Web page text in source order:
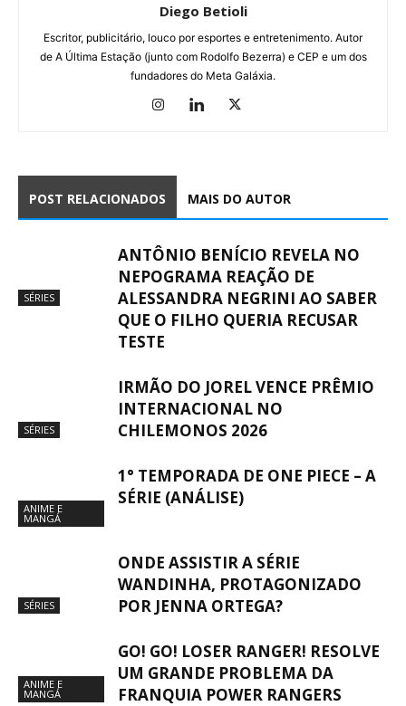
Diego Betioli
Escritor, publicitário, louco por esportes e entretenimento. Autor
de A Última Estação (junto com Rodolfo Bezerra) e CEP e um dos
fundadores do Meta Galáxia.
POST RELACIONADOS MAIS DO AUTOR
SÉRIES
ANTÔNIO BENÍCIO REVELA NO
NEPOGRAMA REAÇÃO DE
ALESSANDRA NEGRINI AO SABER
QUE O FILHO QUERIA RECUSAR
TESTE
SÉRIES
IRMÃO DO JOREL VENCE PRÊMIO
INTERNACIONAL NO
CHILEMONOS 2026
ANIME E
MANGÁ
1° TEMPORADA DE ONE PIECE – A
SÉRIE (ANÁLISE)
SÉRIES
ONDE ASSISTIR A SÉRIE
WANDINHA, PROTAGONIZADO
POR JENNA ORTEGA?
ANIME E
MANGÁ
GO! GO! LOSER RANGER! RESOLVE
UM GRANDE PROBLEMA DA
FRANQUIA POWER RANGERS